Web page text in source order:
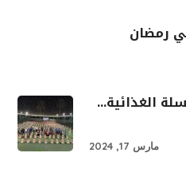
رمضان
الغذائية...
مارس 17, 2024